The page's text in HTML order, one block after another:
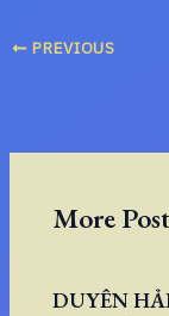
PREVIOUS
More
DUYÊN